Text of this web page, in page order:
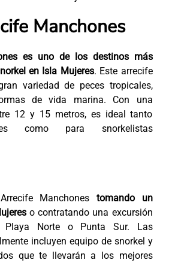
Manchones
es uno de los destinos más
en Isla Mujeres. Este arrecife
variedad de peces tropicales,
de vida marina. Con una
12 y 15 metros, es ideal tanto
como para snorkelistas
Manchones tomando un
o contratando una excursión
Playa Norte o Punta Sur. Las
incluyen equipo de snorkel y
que te llevarán a los mejores